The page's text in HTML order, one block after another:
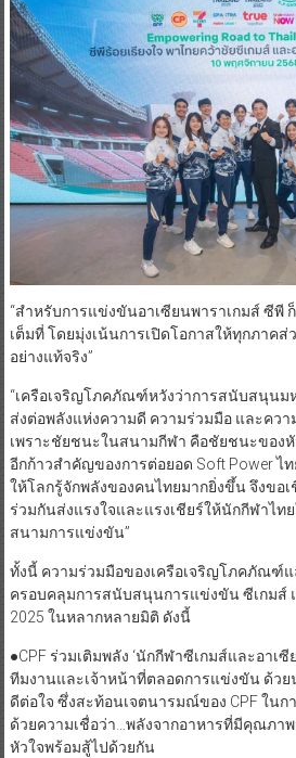
“สำหรับการแข่งขันอาเซียนพาราเกมส์ ซีพี
เต็มที่ โดยมุ่งเน้นการเปิดโอกาสให้ทุกภาค
อย่างแท้จริง”
“เครือเจริญโภคภัณฑ์หวังว่าการสนับสนุนม
ส่งต่อพลังแห่งความดี ความร่วมมือ และคว
เพราะชัยชนะในสนามกีฬา คือชัยชนะของ
อีกก้าวสำคัญของการต่อยอด Soft Power ไ
ให้โลกรู้จักพลังของคนไทยมากยิ่งขึ้น จึงขอ
ร่วมกันส่งแรงใจและแรงเชียร์ให้นักกีฬาไท
สนามการแข่งขัน”
ทั้งนี้ ความร่วมมือของเครือเจริญโภคภัณฑ์แ
ครอบคลุมการสนับสนุนการแข่งขัน ซีเกมส์
2025 ในหลากหลายมิติ ดังนี้
●​CPF ร่วมเติมพลัง ‘นักกีฬาซีเกมส์และอาเซี
ทีมงานและเจ้าหน้าที่ตลอดการแข่งขัน ด้วย
ดีต่อใจ ซึ่งสะท้อนเจตนารมณ์ของ CPF ในก
ด้วยความเชื่อว่า…พลังจากอาหารที่มีคุณภา
หัวใจพร้อมสู้ไปด้วยกัน